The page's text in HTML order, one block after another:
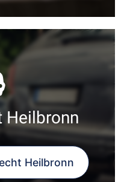
Heilbronn
Heilbronn